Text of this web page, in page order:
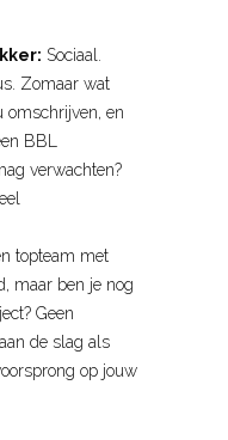
Sociaal.
Zomaar wat
omschrijven, en
BBL
verwachten?
topteam met
maar ben je nog
Geen
de slag als
op jouw